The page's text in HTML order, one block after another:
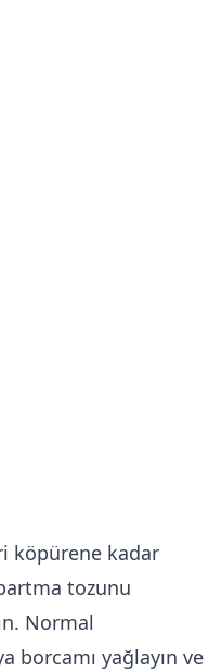
köpürene kadar
tozunu
Normal
borcamı yağlayın ve